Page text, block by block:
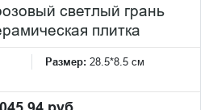
светлый грань
плитка
Размер: 28.5*8.5 см